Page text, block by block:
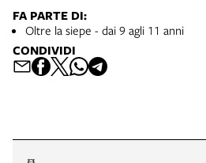
FA PARTE DI:
Oltre la siepe - dai 9 agli 11 anni
CONDIVIDI